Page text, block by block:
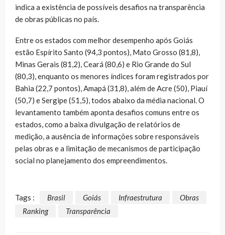
indica a existência de possíveis desafios na transparência
de obras públicas no país.
Entre os estados com melhor desempenho após Goiás
estão Espírito Santo (94,3 pontos), Mato Grosso (81,8),
Minas Gerais (81,2), Ceará (80,6) e Rio Grande do Sul
(80,3), enquanto os menores índices foram registrados por
Bahia (22,7 pontos), Amapá (31,8), além de Acre (50), Piauí
(50,7) e Sergipe (51,5), todos abaixo da média nacional. O
levantamento também aponta desafios comuns entre os
estados, como a baixa divulgação de relatórios de
medição, a ausência de informações sobre responsáveis
pelas obras e a limitação de mecanismos de participação
social no planejamento dos empreendimentos.
Tags : Brasil Goiás Infraestrutura
Obras
Ranking
Transparência